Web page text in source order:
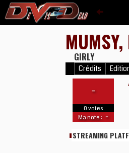
GIRLY
Crédits
-
0 votes
Ma note : -
STREAMING